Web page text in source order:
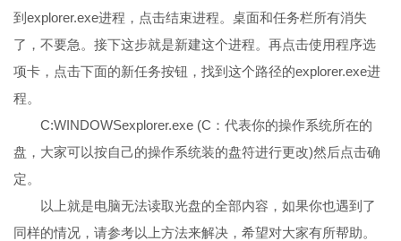
到explorer.exe进程，点击结束进程。桌面和任务栏所有消失
了，不要急。接下这步就是新建这个进程。再点击使用程序选
项卡，点击下面的新任务按钮，找到这个路径的explorer.exe进
程。
C:WINDOWSexplorer.exe (C：代表你的操作系统所在的
盘，大家可以按自己的操作系统装的盘符进行更改)然后点击确
定。
以上就是电脑无法读取光盘的全部内容，如果你也遇到了
同样的情况，请参考以上方法来解决，希望对大家有所帮助。